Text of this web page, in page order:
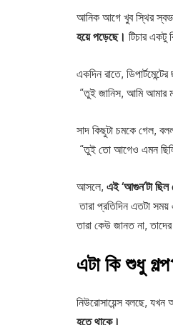
আনিক আগে খুব স্থির
হয়েপড়েছে। টিচার
একদিন রাতে,
“তুই জানিস, আমি আমার
সাদ কিছুটা চমকে গেল,
“তুই তো আগেও এমন
আসলে, এই ‘আগুন’টাছিল
তারা প্রতিদিন এতটা
তারা কেউ জানত না,
এটা কি শুধু গল্প
নিউরোসায়েন্স বলছে, যখন
হতেথাকে।